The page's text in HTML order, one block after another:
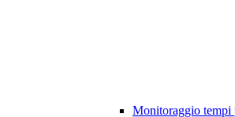
Monitoraggio tempi